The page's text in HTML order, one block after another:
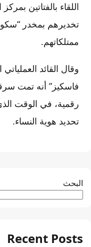
اللقاء بالفتاتين
تخديرهم بمخدر
ممتلكاتهم.
وقال القائد
فاسكيز” أنه تمت
رقمية، في الوقت
تحديد هوية النساء.
البحث
Recent Posts